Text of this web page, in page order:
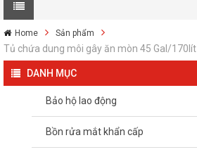
Home Sản phẩm
Tủ chứa dung môi gây ăn mòn 45 Gal/170lít
DANH MỤC
Bảo hộ lao động
Bồn rửa mắt khẩn cấp